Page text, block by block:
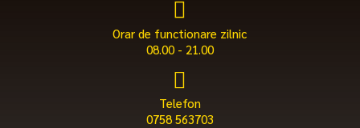

Orar de functionare zilnic
08.00 - 21.00

Telefon
0758 563703